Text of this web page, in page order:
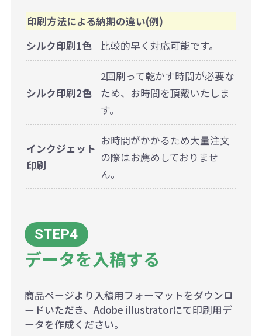
印刷方法による納期の違い(例)
シルク印刷1色
比較的早く対応可能です。
シルク印刷2色
2回刷って乾かす時間が必要な
ため、お時間を頂戴いたしま
す。
インクジェット
印刷
お時間がかかるため大量注文
の際はお薦めしておりませ
ん。
データを入稿する
商品ページより入稿用フォーマットをダウンロ
ードいただき、Adobe illustratorにて印刷用デ
ータを作成ください。